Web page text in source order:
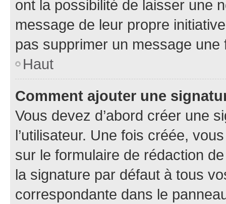
ont la possibilité de laisser une
message de leur propre
pas supprimer un message une
Haut
Comment ajouter une
Vous devez d’abord créer une
l’utilisateur. Une fois créée,
sur le formulaire de rédaction
la signature par défaut à tous
correspondante dans le